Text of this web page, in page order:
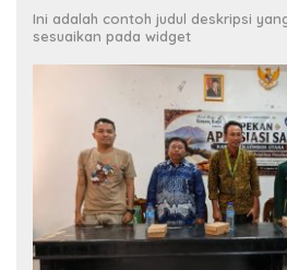
Ini adalah contoh judul deskripsi
sesuaikan pada widget